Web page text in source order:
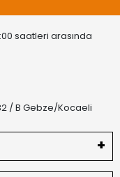
saatleri arasında
/ B Gebze/Kocaeli